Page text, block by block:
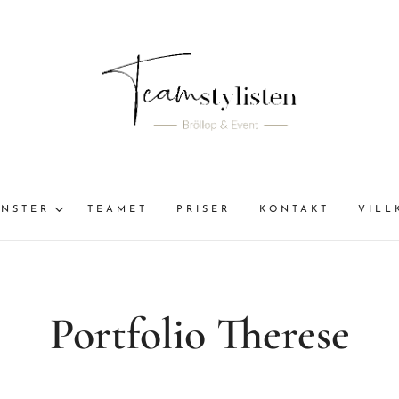
TEAMET PRISER KONTAKT
Portfolio Therese